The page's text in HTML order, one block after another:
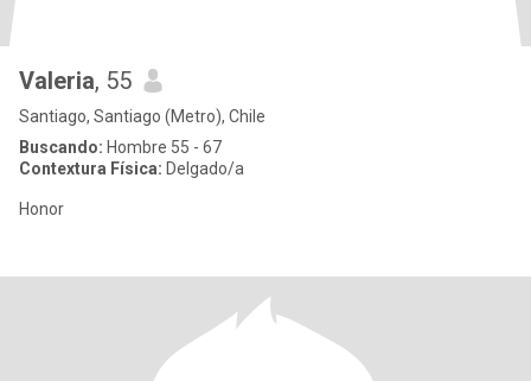
Valeria, 55
Santiago, Santiago (Metro), Chile
Buscando: Hombre 55 - 67
Contextura Física: Delgado/a
Honor